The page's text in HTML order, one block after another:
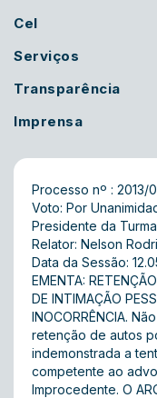
Cel
Serviços
Transparência
Imprensa
Processo nº : 2013/
Voto: Por
Presidente da
Relator: Nelson
Data da Sessão:
EMENTA:
DE INTIMAÇÃO
INOCORRÊNCIA.
retenção de autos
indemonstrada a
competente ao
Improcedente. O